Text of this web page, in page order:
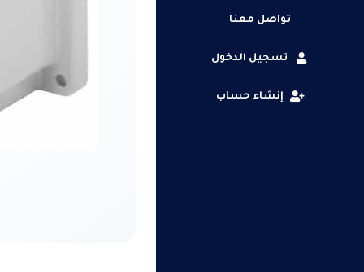
تواصل معنا
تسجيل الدخول
إنشاء حساب